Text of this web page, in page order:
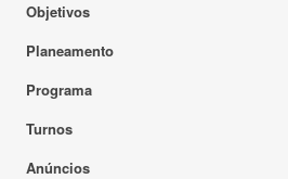
Objetivos
Planeamento
Programa
Turnos
Anúncios